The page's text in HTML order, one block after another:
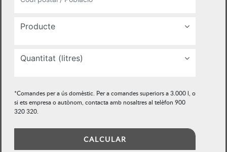
Producte
Quantitat (litres)
*Comandes per a ús domèstic. Per a comandes superiors a 3.000 l, o
si ets empresa o autònom, contacta amb nosaltres al telèfon 900
320 320.
CALCULAR